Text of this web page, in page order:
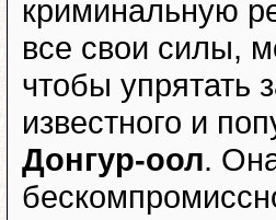
криминальную
все свои силы,
чтобы упрятать
известного и
Донгур-оол.